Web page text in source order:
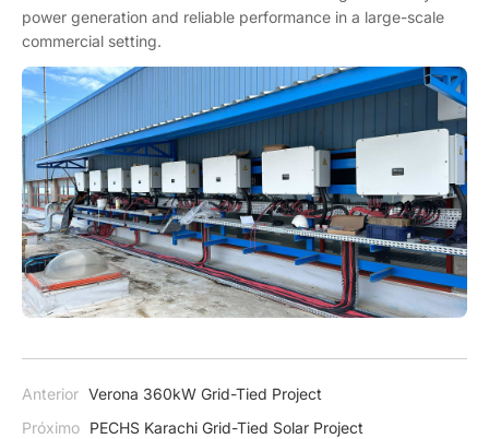
power generation and reliable performance in a large-scale
commercial setting.
Anterior Verona 360kW Grid-Tied Project
Próximo PECHS Karachi Grid-Tied Solar Project